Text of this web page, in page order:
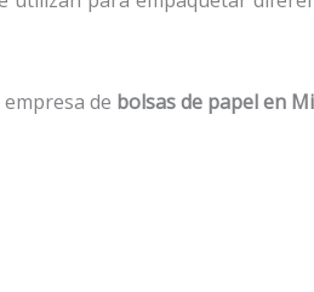
de bolsas de papelen